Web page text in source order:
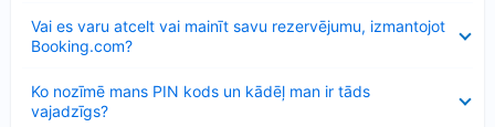
Vai es varu atcelt vai mainīt savu rezervējumu, izmantojot
Booking.com?
Ko nozīmē mans PIN kods un kādēļ man ir tāds
vajadzīgs?